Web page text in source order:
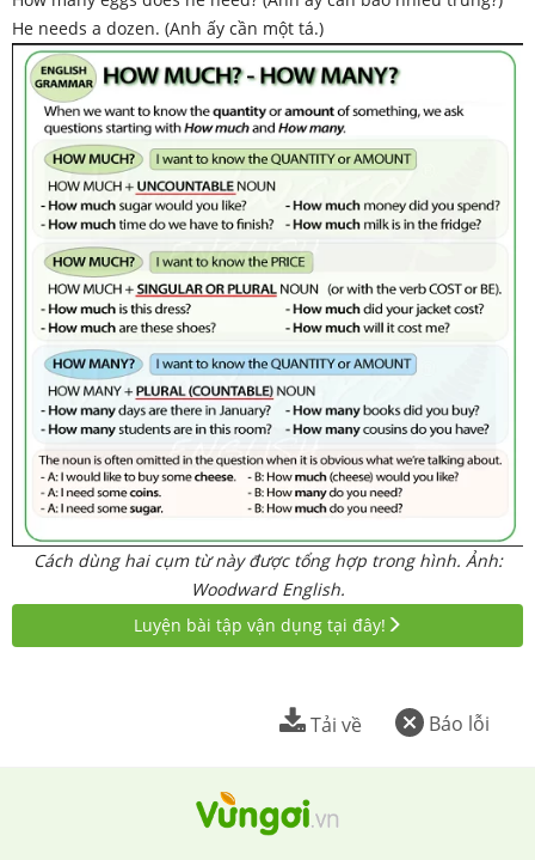
He needs a dozen. (Anh ấy cần một tá.)
Cách dùng hai cụm từ này được tổng hợp trong hình. Ảnh:
Woodward English.
Luyện bài tập vận dụng tại đây!
Báo lỗi
Tải về